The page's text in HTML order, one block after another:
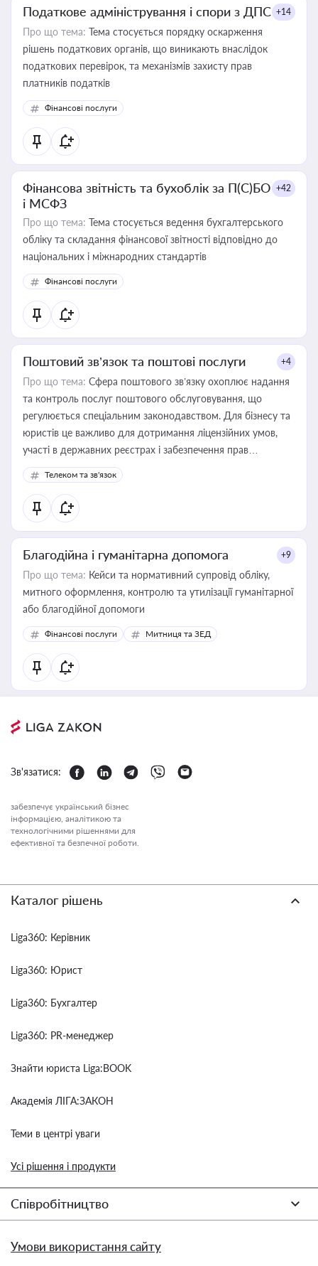
Податкове адміністрування і спори з ДПС +14
Про що тема: Тема стосується порядку оскарження
рішень податкових органів, що виникають внаслідок
податкових перевірок, та механізмів захисту прав
платників податків
Фінансові послуги
Фінансова звітність та бухоблік за П(С)БО
і МСФЗ
+42
Про що тема: Тема стосується ведення бухгалтерського
обліку та складання фінансової звітності відповідно до
національних і міжнародних стандартів
Фінансові послуги
Поштовий зв’язок та поштові послуги +4
Про що тема: Сфера поштового зв’язку охоплює надання
та контроль послуг поштового обслуговування, що
регулюється спеціальним законодавством. Для бізнесу та
юристів це важливо для дотримання ліцензійних умов,
участі в державних реєстрах і забезпечення прав
споживачів.
Телеком та зв'язок
Благодійна і гуманітарна допомога +9
Про що тема: Кейси та нормативний супровід обліку,
митного оформлення, контролю та утилізації гуманітарної
або благодійної допомоги
Фінансові послуги Митниця та ЗЕД
Зв'язатися:
забезпечує український бізнес
інформацією, аналітикою та
технологічними рішеннями для
ефективної та безпечної роботи.
Каталог рішень
Liga360: Керівник
Liga360: Юрист
Liga360: Бухгалтер
Liga360: PR-менеджер
Знайти юриста Liga:BOOK
Академія ЛІГА:ЗАКОН
Теми в центрі уваги
Усі рішення і продукти
Співробітництво
Умови використання сайту